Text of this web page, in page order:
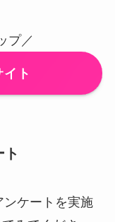
プ／
ト
ンケートを実施